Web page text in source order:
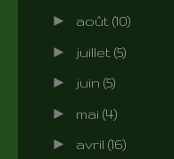
► août (10)
► juillet (5)
► juin (5)
► mai (4)
► avril (16)